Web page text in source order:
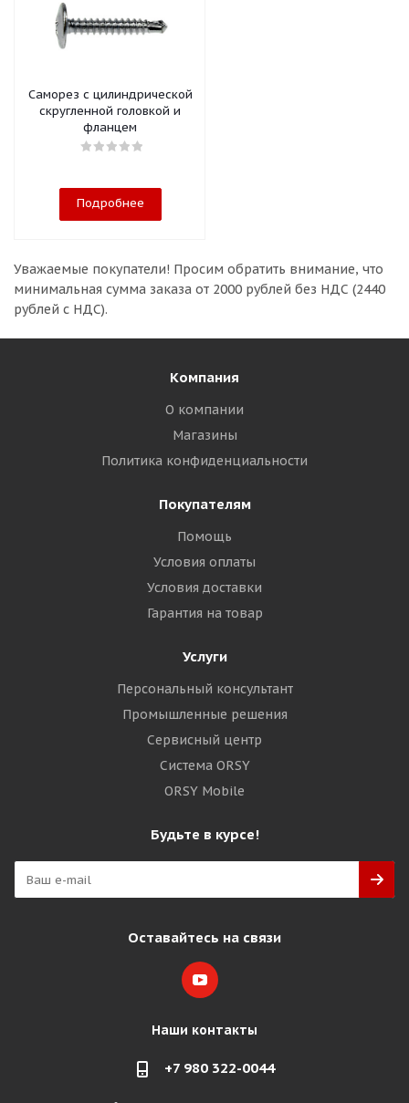
Саморез с цилиндрической
скругленной головкой и
фланцем
Подробнее
Уважаемые покупатели! Просим обратить внимание, что
минимальная сумма заказа от 2000 рублей без НДС (2440
рублей с НДС).
Компания
О компании
Магазины
Политика конфиденциальности
Покупателям
Помощь
Условия оплаты
Условия доставки
Гарантия на товар
Услуги
Персональный консультант
Промышленные решения
Сервисный центр
Система ORSY
ORSY Mobile
Будьте в курсе!
Оставайтесь на связи
Наши контакты
+7 980 322-0044